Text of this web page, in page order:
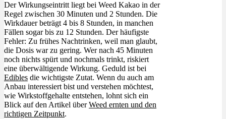
Der Wirkungseintritt liegt bei Weed Kakao in der
Regel zwischen 30 Minuten und 2 Stunden. Die
Wirkdauer beträgt 4 bis 8 Stunden, in manchen
Fällen sogar bis zu 12 Stunden. Der häufigste
Fehler: Zu frühes Nachtrinken, weil man glaubt,
die Dosis war zu gering. Wer nach 45 Minuten
noch nichts spürt und nochmals trinkt, riskiert
eine überwältigende Wirkung. Geduld ist bei
Edibles die wichtigste Zutat. Wenn du auch am
Anbau interessiert bist und verstehen möchtest,
wie Wirkstoffgehalte entstehen, lohnt sich ein
Blick auf den Artikel überWeed ernten und den
richtigen Zeitpunkt.